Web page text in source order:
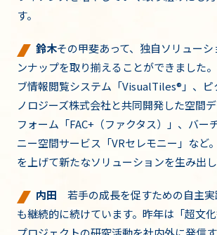
す。
鈴木その甲斐あって、独自ソリュー
ンナップを取り揃えることができました
ブ情報閲覧システム「VisualTiles®」、ピ
ノロジーズ株式会社と共同開発した空間
フォーム「FAC+（ファクタス）」、バー
ニー空間サービス「VRセレモニー」など
を上げて新たなソリューションを生み出し
内田 若手の成長を促すための自主
も継続的に続けています。昨年は「超文化